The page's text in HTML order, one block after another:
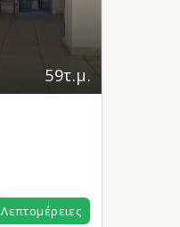
59τ.μ.
Λεπτομέρειες